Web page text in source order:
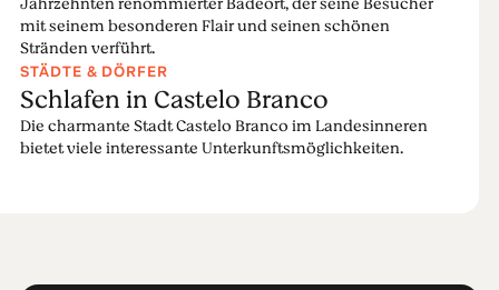
mit seinem besonderen Flair und seinen schönen
Stränden verführt.
STÄDTE & DÖRFER
Schlafen in Castelo Branco
Die charmante Stadt Castelo Branco im Landesinneren
bietet viele interessante Unterkunftsmöglichkeiten.